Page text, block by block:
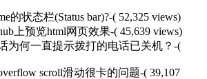
的状态栏(Status bar)?-( 52,325 views)
上预览html网页效果-( 45,639 views)
为何一直提示拨打的电话已关机？ -(
scroll滑动很卡的问题-( 39,107